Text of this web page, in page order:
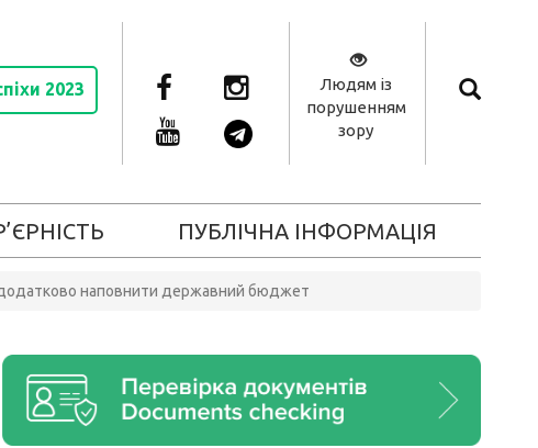
2023
Людям із
порушенням
зору
ПУБЛІЧНА ІНФОРМАЦІЯ
додатково наповнити державний бюджет